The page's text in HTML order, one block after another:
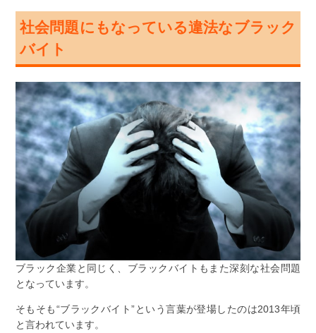
社会問題にもなっている違法なブラック
バイト
ブラック企業と同じく、ブラックバイトもまた深刻な社会問題
となっています。
そもそも“ブラックバイト”という言葉が登場したのは2013年頃
と言われています。